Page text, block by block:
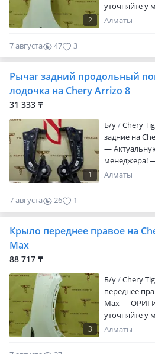
2
уточняйте у
все детали
регионы. —
складе
Алматы
7 августа 47 3
Рычаг задний продольный
лодочка на Chery Arrizo 8
31 333 ₸
1
Б/y Chery
задние на
—
менеджера!
кузову,
— Также
Киргизстан
Алматы
7 августа 26 1
Крыло переднее правое на
Max
88 717 ₸
3
Б/y Chery
переднее
Max —
уточняйте у
все детали
Алматы